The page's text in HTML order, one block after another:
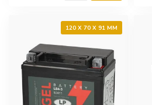
120 X 70 X 91 MM